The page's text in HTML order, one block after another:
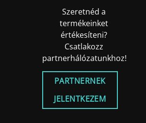
Szeretnéd a
termékeinket
értékesíteni?
Csatlakozz
partnerhálózatunkhoz!
PARTNERNEK
JELENTKEZEM